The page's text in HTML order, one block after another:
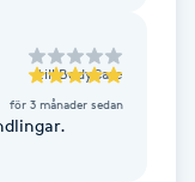
till BodyCare
för 3 månader sedan